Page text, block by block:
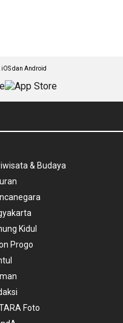
dan Android
& Budaya
Kidul
Progo
Foto